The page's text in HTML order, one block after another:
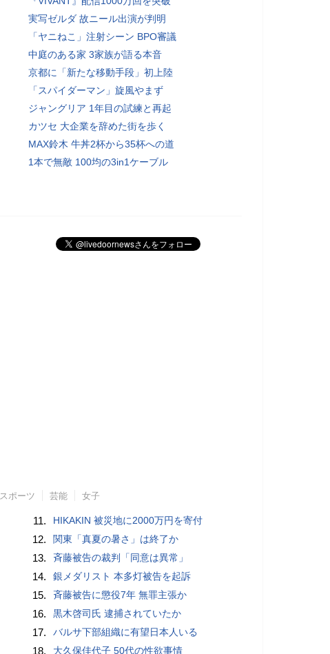
実写ゼルダ 故ニール出演が判明
「ヤニねこ」注射シーン BPO審議
中庭のある家 3家族が語る本音
京都に「新たな移動手段」初上陸
「スパイダーマン」旋風やまず
ジャングリア 1年目の試練と再起
カツセ 大企業を辞めた街を歩く
MAX鈴木 牛丼2杯から35杯への道
1本で無敵 100均の3in1ケーブル
スポーツ 芸能 女子
11. HIKAKIN 被災地に2000万円を寄付
12. 関東「真夏の暑さ」は終了か
13. 斉藤被告の裁判「同意は異常」
14. 銀メダリスト 本多灯被告を起訴
15. 斉藤被告に懲役7年 無罪主張か
16. 黒木啓司氏 逮捕されていたか
17. バルサ下部組織に有望日本人いる
18. 大久保佳代子 50代の性欲事情